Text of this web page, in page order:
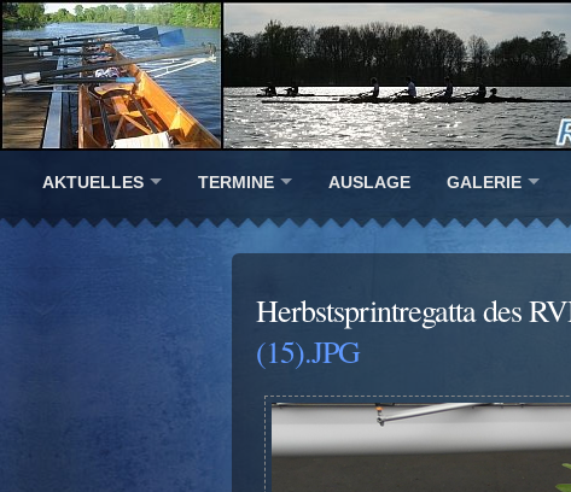
AKTUELLES TERMINE AUSLAGE GALERIE
Herbstsprintregatta des
(15).JPG